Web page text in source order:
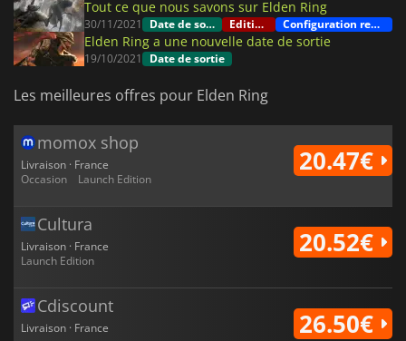
Tout ce que nous savons sur Elden Ring
30/11/2021 Date de sortie Editions Configuration requise
Elden Ring a une nouvelle date de sortie
19/10/2021 Date de sortie
Les meilleures offres pour Elden Ring
momox shop
Livraison · France
Occasion
Launch Edition
20.47€
Cultura
Livraison · France
Launch Edition
20.52€
Cdiscount
Livraison · France 26.50€